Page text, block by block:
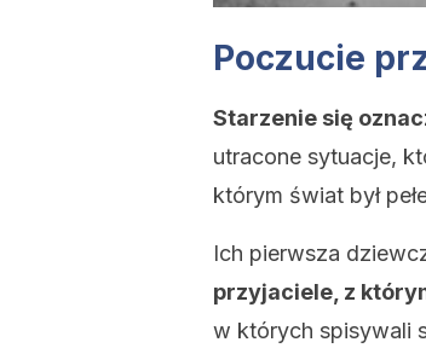
Poczucie
Starzenie się
utracone sytuacje,
którym świat był
Ich pierwsza
przyjaciele, z
w których spisywali